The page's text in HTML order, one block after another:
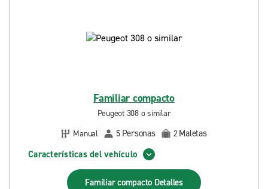
Familiar compacto
Peugeot 308 o similar
Manual
5 Personas 2Maletas
Características del vehículo
Familiar compacto Detalles